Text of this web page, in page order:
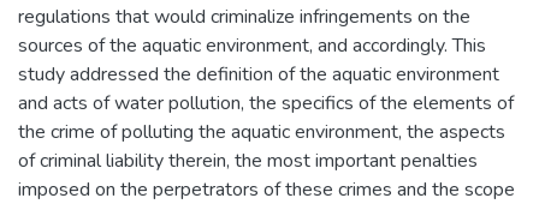
regulations that would criminalize infringements on the
sources of the aquatic environment, and accordingly. This
study addressed the definition of the aquatic environment
and acts of water pollution, the specifics of the elements of
the crime of polluting the aquatic environment, the aspects
of criminal liability therein, the most important penalties
imposed on the perpetrators of these crimes and the scope